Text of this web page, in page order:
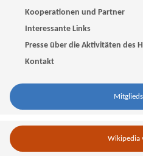
Kooperationen und Partner
Interessante Links
Presse über die Aktivitäten des
Kontakt
Wikipedia